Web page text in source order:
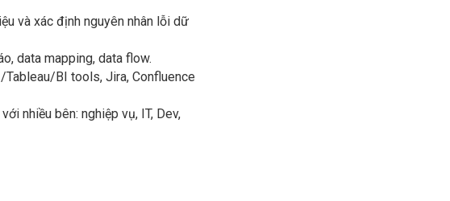
và xác định nguyên nhân lỗi dữ
data mapping, data flow.
BI tools, Jira, Confluence
nhiều bên: nghiệp vụ, IT, Dev,